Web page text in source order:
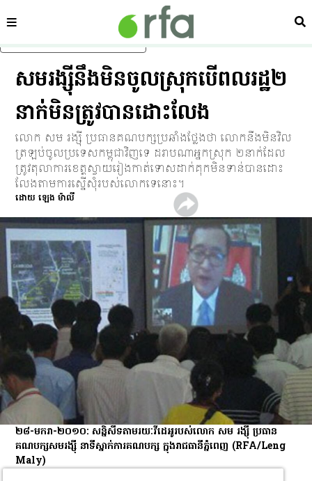
រំលងទៅមាតិកាចម្បង
ផ្នែក ស្វ
សម​រង្ស៊ី​នឹង​មិន​ចូល​ស្រុក​បើ​ពលរដ្ឋ​២​
នាក់​មិន​ត្រូវ​បាន​ដោះ​លែង
លោក សម រង្ស៊ី ប្រធាន​គណបក្ស​ប្រឆាំង​ថ្លែង​ថា លោក​នឹង​មិន​វិល​
ត្រឡប់​ចូល​ប្រទេស​កម្ពុជា​វិញ​ទេ ដរាប​ណា​អ្នក​ស្រុក ២​នាក់​ដែល​
ត្រូវ​តុលាការ​ខេត្ត​ស្វាយរៀង​កាត់​ទោស​ដាក់​គុក​មិន​ទាន់​បាន​ដោះ​
លែង​តាម​ការ​ស្នើ​សុំ​របស់​លោក​ទេ​នោះ។
ដោយ ឡេង ម៉ាលី
២៨-មករា-២០១០: សន្និសីទ​តាម​រយៈ​វីដេអូ​របស់​លោក សម រង្ស៊ី ប្រធាន​
គណបក្ស​សមរង្ស៊ី នា​ទីស្នាក់ការ​គណបក្ស ក្នុង​រាជធានី​ភ្នំពេញ (RFA/Leng
Maly)